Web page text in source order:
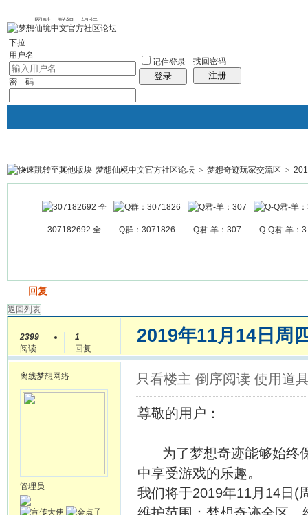
图酷 群组 银行
下拉
用户名
密 码
记住登录
登录
找回密码
注册
银行 群组聚合 我的空间
帖子
梦想仙境中文官方社区论坛 > 梦想奇迹玩家交流区 >
307182692 全 Q群：3071826 Q君-羊：307 Q-Q君-羊：3
回复
返回列表
2399
阅读
1
回复
2019年11月14日周
离线梦想网络
管理员
只看楼主 倒序阅读 使用道
尊敬的用户：
为了梦想奇迹能够始终
中享受游戏的乐趣。
我们将于2019年11月14日(